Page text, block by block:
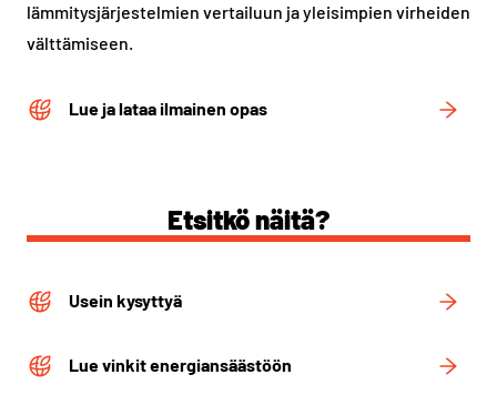
lämmitysjärjestelmien vertailuun ja yleisimpien virheiden
välttämiseen.
Lue ja lataa ilmainen opas
Etsitkö näitä?
Usein kysyttyä
Lue vinkit energiansäästöön